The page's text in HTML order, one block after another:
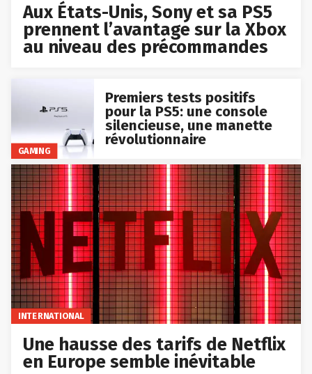
Aux États-Unis, Sony et sa PS5
prennent l’avantage sur la Xbox
au niveau des précommandes
GAMING
Premiers tests positifs
pour la PS5: une console
silencieuse, une manette
révolutionnaire
INTERNATIONAL
Une hausse des tarifs de Netflix
en Europe semble inévitable